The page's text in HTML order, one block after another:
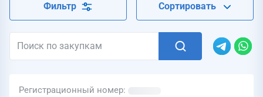
Фильтр Сортировать
Регистрационный номер